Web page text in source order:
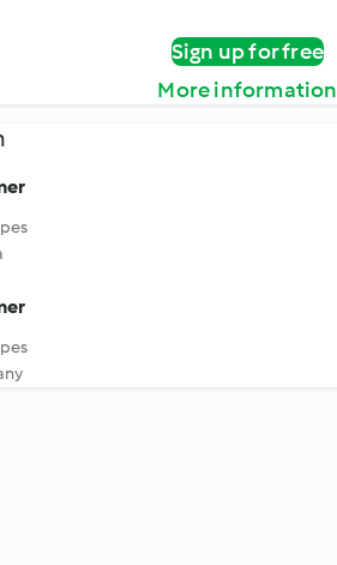
Sign up for free
More information